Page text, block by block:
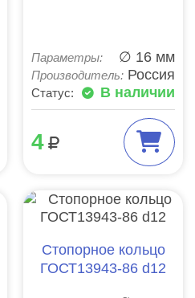
Параметры: ∅ 16 мм
Производитель: Россия
Статус: В наличии
4
Стопорное кольцо
ГОСТ13943-86 d12